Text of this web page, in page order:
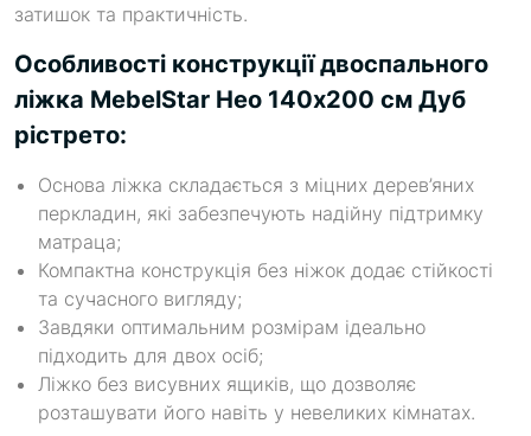
затишок та практичність.
Особливості конструкції двоспального
ліжка MebelStar Нео 140x200 см Дуб
рістрето:
Основа ліжка складається з міцних дерев’яних
перкладин, які забезпечують надійну підтримку
матраца;
Компактна конструкція без ніжок додає стійкості
та сучасного вигляду;
Завдяки оптимальним розмірам ідеально
підходить для двох осіб;
Ліжко без висувних ящиків, що дозволяє
розташувати його навіть у невеликих кімнатах.